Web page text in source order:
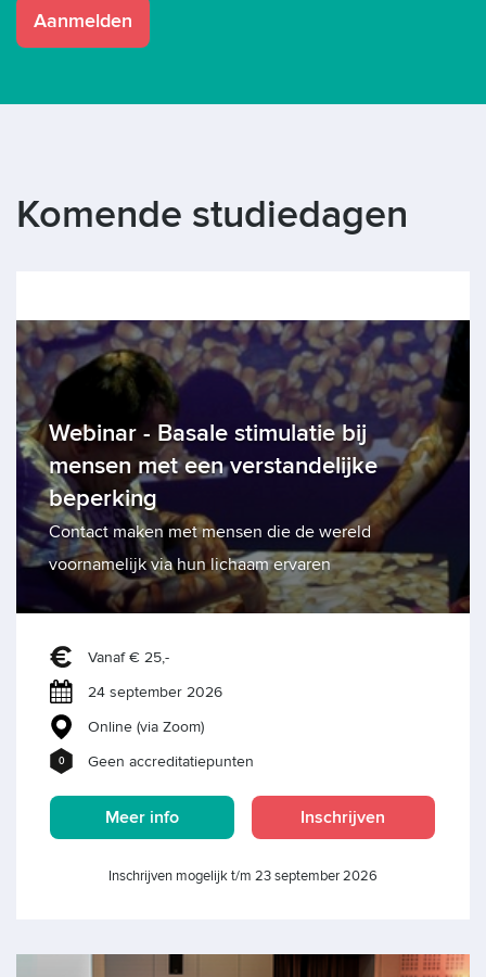
Aanmelden
Komende studiedagen
Webinar - Basale stimulatie bij
mensen met een verstandelijke
beperking
Contact maken met mensen die de wereld
voornamelijk via hun lichaam ervaren
Vanaf € 25,-
24 september 2026
Online (via Zoom)
0 Geen accreditatiepunten
Meer info Inschrijven
Inschrijven mogelijk t/m 23 september 2026